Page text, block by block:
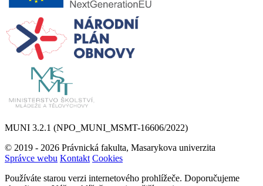
MUNI 3.2.1 (NPO_MUNI_MSMT-16606/2022)
© 2019 - 2026 Právnická fakulta, Masarykova univerzita
Správce webu Kontakt Cookies
Používáte starou verzi internetového prohlížeče. Doporučujeme